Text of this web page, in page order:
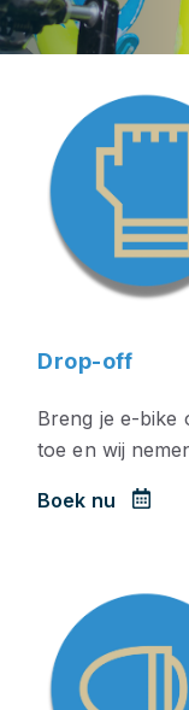
Drop-off
Breng je e-bike
toe en wij
Boek nu